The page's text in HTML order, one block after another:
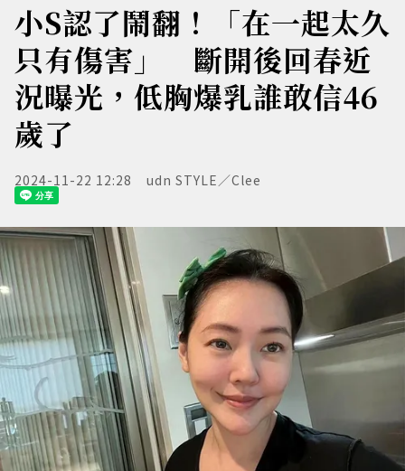
小S認了鬧翻！「在一起太久
只有傷害」 斷開後回春近
況曝光，低胸爆乳誰敢信46
歲了
2024-11-22 12:28 udn STYLE／Clee